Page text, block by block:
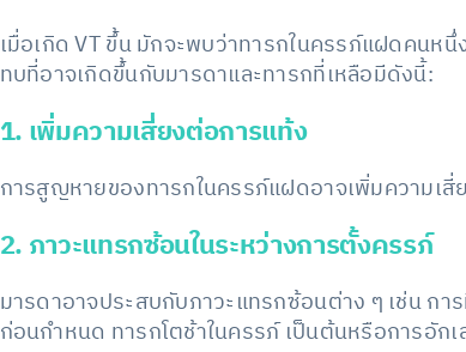
เมื่อเกิด VT ขึ้น มักจะพบว่าทารกในครรภ์แฝดคนห
ทบที่อาจเกิดขึ้นกับมารดาและทารกที่เหลือมีดังนี้:
1. เพิ่มความเสี่ยงต่อการแท้ง
การสูญหายของทารกในครรภ์แฝดอาจเพิ่มความเสี่
2. ภาวะแทรกซ้อนในระหว่างการตั้งครรภ์
มารดาอาจประสบกับภาวะแทรกซ้อนต่าง ๆ เช่น ก
ก่อนกำหนด ทารกโตช้าในครรภ์ เป็นต้นหรือการอักเ